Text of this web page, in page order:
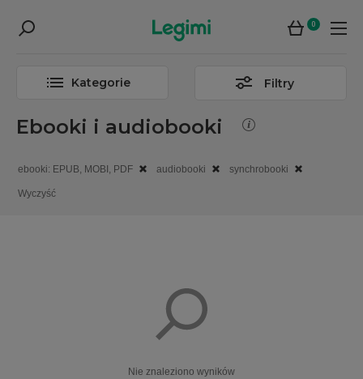
0
Kategorie Filtry
Ebooki i audiobooki
ebooki: EPUB, MOBI, PDF audiobooki synchrobooki
Wyczyść
Nie znaleziono wyników